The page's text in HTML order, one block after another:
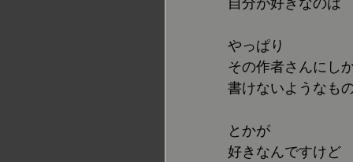
やっぱり
その作者さんにし
書けないようなも
とかが
好きなんですけど